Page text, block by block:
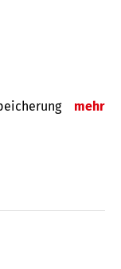
mehr